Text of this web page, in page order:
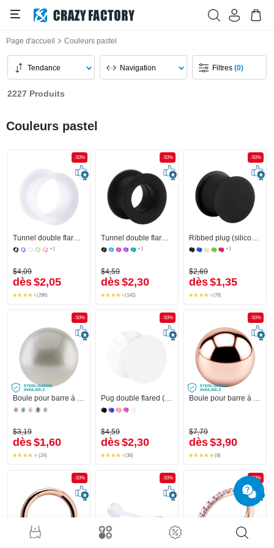
Page d'accueil Couleurs pastel
Tendance Navigation Filtres(0)
2227 Produits
Couleurs pastel
-50%
Tunnel double flared (silicone, différentes couleurs)
+1
$4,09
dès$2,05
(296)
-50%
Tunnel double flared (silicone, différentes couleurs)
+1
$4,59
dès$2,30
(142)
-50%
Ribbed plug (silicone, différentes couleurs)
+1
$2,69
dès$1,35
(78)
-50%
$3,19
dès$1,60
(24)
-50%
Pug double flared (acrylique, différentes couleurs)
$4,59
dès$2,30
(38)
-50%
$7,79
dès$3,90
(8)
-50% -50% -50%